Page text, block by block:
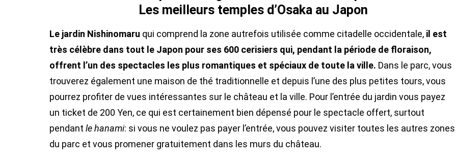
Les meilleurs temples d’Osaka au Japon
Le jardin Nishinomaru qui comprend la zone autrefois utilisée comme citadelle occidentale, il est
très célèbre dans tout le Japon pour ses 600 cerisiers qui, pendant la période de floraison,
offrent l’un des spectacles les plus romantiques et spéciaux de toute la ville. Dans le parc, vous
trouverez également une maison de thé traditionnelle et depuis l’une des plus petites tours, vous
pourrez profiter de vues intéressantes sur le château et la ville. Pour l’entrée du jardin vous payez
un ticket de 200 Yen, ce qui est certainement bien dépensé pour le spectacle offert, surtout
pendant le hanami: si vous ne voulez pas payer l’entrée, vous pouvez visiter toutes les autres zones
du parc et vous promener gratuitement dans les murs du château.